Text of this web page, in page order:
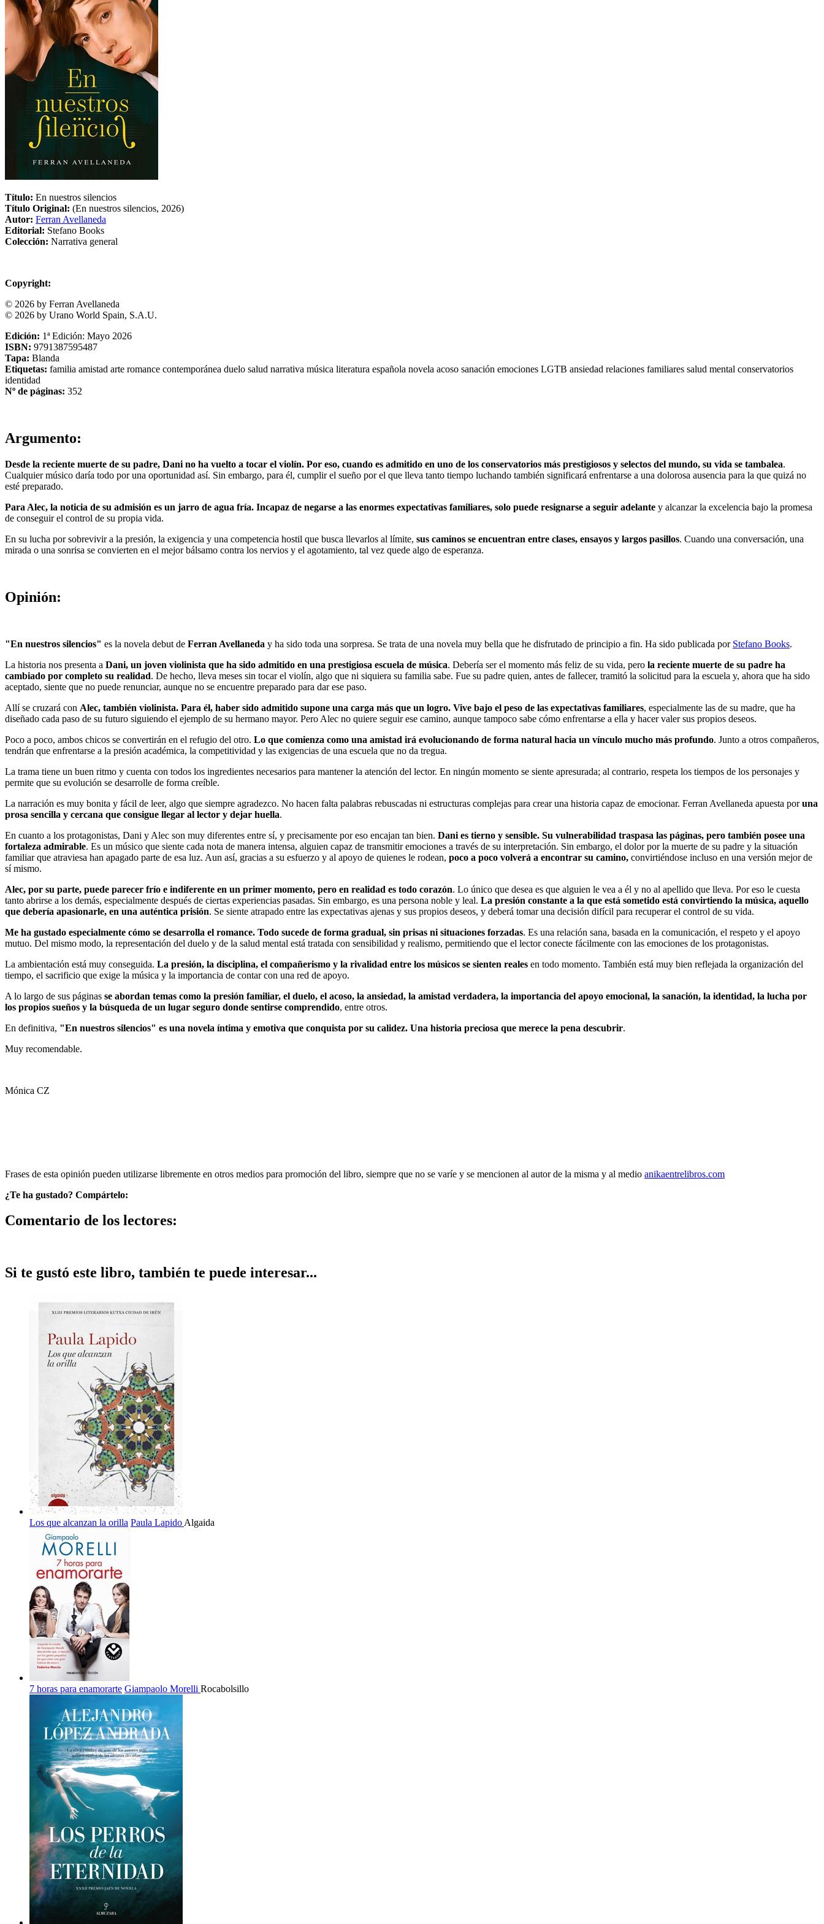
Título: En nuestros silencios
Título Original: (En nuestros silencios, 2026)
Autor: Ferran Avellaneda
Editorial: Stefano Books
Colección: Narrativa general
Copyright:
© 2026 by Ferran Avellaneda
© 2026 by Urano World Spain, S.A.U.
Edición: 1ª Edición: Mayo 2026
ISBN: 9791387595487
Tapa: Blanda
Etiquetas: familia amistad arte romance contemporánea duelo salud narrativa música literatura española novela acoso sanación emociones LGTB ansiedad relaciones familiares salud mental conservatorios
identidad
Nº de páginas: 352
Argumento:
Desde la reciente muerte de su padre, Dani no ha vuelto a tocar el violín. Por eso, cuando es admitido en uno de los conservatorios más prestigiosos y selectos del mundo, su vida se tambalea.
Cualquier músico daría todo por una oportunidad así. Sin embargo, para él, cumplir el sueño por el que lleva tanto tiempo luchando también significará enfrentarse a una dolorosa ausencia para la que quizá no
esté preparado.
Para Alec, la noticia de su admisión es un jarro de agua fría. Incapaz de negarse a las enormes expectativas familiares, solo puede resignarse a seguir adelante y alcanzar la excelencia bajo la promesa
de conseguir el control de su propia vida.
En su lucha por sobrevivir a la presión, la exigencia y una competencia hostil que busca llevarlos al límite, sus caminos se encuentran entre clases, ensayos y largos pasillos. Cuando una conversación, una
mirada o una sonrisa se convierten en el mejor bálsamo contra los nervios y el agotamiento, tal vez quede algo de esperanza.
Opinión:
"En nuestros silencios" es la novela debut de Ferran Avellaneda y ha sido toda una sorpresa. Se trata de una novela muy bella que he disfrutado de principio a fin. Ha sido publicada por Stefano Books.
La historia nos presenta a Dani, un joven violinista que ha sido admitido en una prestigiosa escuela de música. Debería ser el momento más feliz de su vida, pero la reciente muerte de su padre ha
cambiado por completo su realidad. De hecho, lleva meses sin tocar el violín, algo que ni siquiera su familia sabe. Fue su padre quien, antes de fallecer, tramitó la solicitud para la escuela y, ahora que ha sido
aceptado, siente que no puede renunciar, aunque no se encuentre preparado para dar ese paso.
Allí se cruzará con Alec, también violinista. Para él, haber sido admitido supone una carga más que un logro. Vive bajo el peso de las expectativas familiares, especialmente las de su madre, que ha
diseñado cada paso de su futuro siguiendo el ejemplo de su hermano mayor. Pero Alec no quiere seguir ese camino, aunque tampoco sabe cómo enfrentarse a ella y hacer valer sus propios deseos.
Poco a poco, ambos chicos se convertirán en el refugio del otro. Lo que comienza como una amistad irá evolucionando de forma natural hacia un vínculo mucho más profundo. Junto a otros compañeros,
tendrán que enfrentarse a la presión académica, la competitividad y las exigencias de una escuela que no da tregua.
La trama tiene un buen ritmo y cuenta con todos los ingredientes necesarios para mantener la atención del lector. En ningún momento se siente apresurada; al contrario, respeta los tiempos de los personajes y
permite que su evolución se desarrolle de forma creíble.
La narración es muy bonita y fácil de leer, algo que siempre agradezco. No hacen falta palabras rebuscadas ni estructuras complejas para crear una historia capaz de emocionar. Ferran Avellaneda apuesta poruna
prosa sencilla y cercana que consigue llegar al lector y dejar huella.
En cuanto a los protagonistas, Dani y Alec son muy diferentes entre sí, y precisamente por eso encajan tan bien. Dani es tierno y sensible. Su vulnerabilidad traspasa las páginas, pero también posee una
fortaleza admirable. Es un músico que siente cada nota de manera intensa, alguien capaz de transmitir emociones a través de su interpretación. Sin embargo, el dolor por la muerte de su padre y la situación
familiar que atraviesa han apagado parte de esa luz. Aun así, gracias a su esfuerzo y al apoyo de quienes le rodean, poco a poco volverá a encontrar su camino, convirtiéndose incluso en una versión mejor de
sí mismo.
Alec, por su parte, puede parecer frío e indiferente en un primer momento, pero en realidad es todo corazón. Lo único que desea es que alguien le vea a él y no al apellido que lleva. Por eso le cuesta
tanto abrirse a los demás, especialmente después de ciertas experiencias pasadas. Sin embargo, es una persona noble y leal. La presión constante a la que está sometido está convirtiendo la música, aquello
que debería apasionarle, en una auténtica prisión. Se siente atrapado entre las expectativas ajenas y sus propios deseos, y deberá tomar una decisión difícil para recuperar el control de su vida.
Me ha gustado especialmente cómo se desarrolla el romance. Todo sucede de forma gradual, sin prisas ni situaciones forzadas. Es una relación sana, basada en la comunicación, el respeto y el apoyo
mutuo. Del mismo modo, la representación del duelo y de la salud mental está tratada con sensibilidad y realismo, permitiendo que el lector conecte fácilmente con las emociones de los protagonistas.
La ambientación está muy conseguida. La presión, la disciplina, el compañerismo y la rivalidad entre los músicos se sienten reales en todo momento. También está muy bien reflejada la organización del
tiempo, el sacrificio que exige la música y la importancia de contar con una red de apoyo.
A lo largo de sus páginas se abordan temas como la presión familiar, el duelo, el acoso, la ansiedad, la amistad verdadera, la importancia del apoyo emocional, la sanación, la identidad, la lucha por
los propios sueños y la búsqueda de un lugar seguro donde sentirse comprendido, entre otros.
En definitiva, "En nuestros silencios" es una novela íntima y emotiva que conquista por su calidez. Una historia preciosa que merece la pena descubrir.
Muy recomendable.
Mónica CZ
Frases de esta opinión pueden utilizarse libremente en otros medios para promoción del libro, siempre que no se varíe y se mencionen al autor de la misma y al medio anikaentrelibros.com
¿Te ha gustado? Compártelo:
Comentario de los lectores:
Si te gustó este libro, también te puede interesar...
Los que alcanzan la orilla Paula Lapido Algaida
7 horas para enamorarte Giampaolo Morelli Rocabolsillo